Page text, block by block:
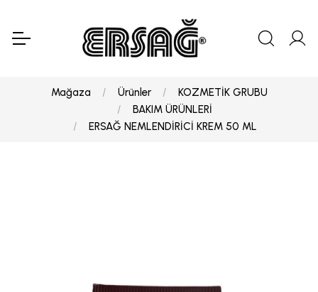
Mağaza Ürünler
KOZMETİK GRUBU
BAKIM ÜRÜNLERİ
ERSAĞ NEMLENDİRİCİ KREM 50 ML